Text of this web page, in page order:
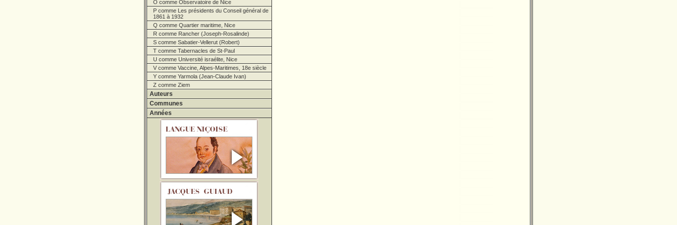
O comme Observatoire de Nice
P comme Les présidents du Conseil général de
1861 à 1932
Q comme Quartier maritime, Nice
R comme Rancher (Joseph-Rosalinde)
S comme Sabatier-Vellerut (Robert)
T comme Tabernacles de St-Paul
U comme Université israélite, Nice
V comme Vaccine, Alpes-Maritimes, 18e siècle
Y comme Yarmola (Jean-Claude Ivan)
Z comme Ziem
Auteurs
Communes
Années